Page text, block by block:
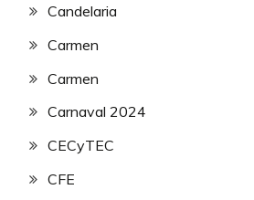
Candelaria
Carmen
Carmen
Carnaval 2024
CECyTEC
CFE